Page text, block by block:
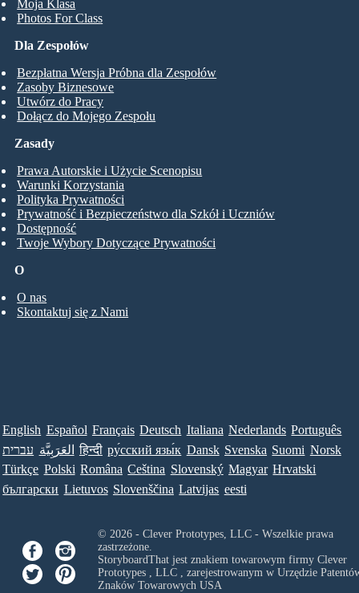
Moja Klasa
Photos For Class
Dla Zespołów
Bezpłatna Wersja Próbna dla Zespołów
Zasoby Biznesowe
Utwórz do Pracy
Dołącz do Mojego Zespołu
O
O nas
Skontaktuj się z Nami
Zasady
Prawa Autorskie i Użycie Scenopisu
Warunki Korzystania
Polityka Prywatności
Prywatność i Bezpieczeństwo dla Szkół i Uczniów
Dostępność
Twoje Wybory Dotyczące Prywatności
English Español Français Deutsch Italiana Nederlands Português
עברית العَرَبِيَّة हिन्दी ру́сский язы́к Dansk Svenska Suomi Norsk
Türkçe Polski Româna Ceština Slovenský Magyar Hrvatski
български Lietuvos Slovenščina Latvijas eesti
© 2026 - Clever Prototypes, LLC - Wszelkie prawa
zastrzeżone.
StoryboardThat jest znakiem towarowym firmy Clever
Prototypes , LLC, zarejestrowanym w Urzędzie
Znaków Towarowych USA